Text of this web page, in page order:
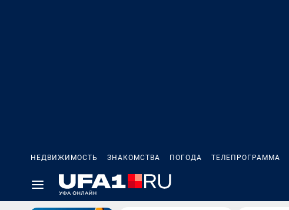
НЕДВИЖИМОСТЬ ЗНАКОМСТВА ПОГОДА ТЕЛЕПРОГРАММА